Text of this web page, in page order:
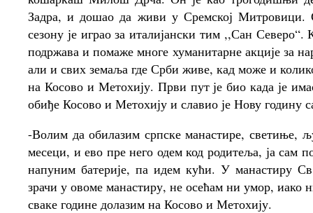
Задра, и дошао да живи у Сремској
сезону је играо за италијански тим ,,Сан
подржава и помаже многе хуманитарне акције за
али и свих земаља где Срби живе, кад може и
на Косово и Метохију. Први пут је био када је
обиђе Косово и Метохију и славио је Нову годину
-Волим да обилазим српске манастире, светиње,
месеци, и ево пре него одем код родитеља, ја сам
напуним батерије, па идем кући. У манастиру
зрачи у овоме манастиру, не осећам ни умор, иако
сваке године долазим на Косово и Метохију.